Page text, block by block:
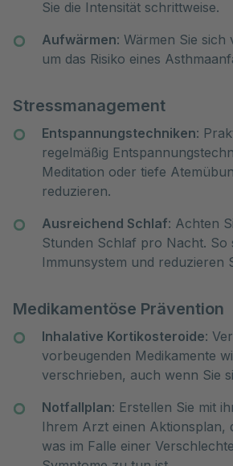
Sie die Intensität schrittweise.
Aufwärmen: Wärmen Sie
um das Risiko eines
Stressmanagement
Entspannungstechniken:
regelmäßig
Meditation oder tiefe
reduzieren.
Ausreichend Schlaf: Achten
Stunden Schlaf pro Nacht. So
Immunsystem und reduzieren
Medikamentöse Prävention
Inhalative Kortikosteroide:
vorbeugenden Medikamente
verschrieben, auch wenn Sie
Notfallplan: Erstellen Sie mit
Ihrem Arzt einen Aktionsplan,
was im Falle einer